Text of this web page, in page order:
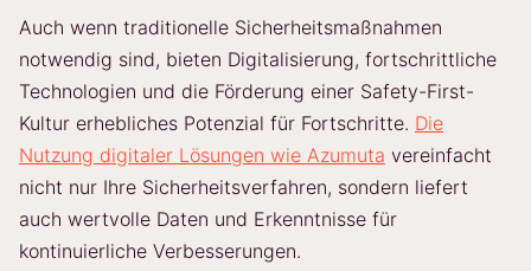
Auch wenn traditionelle Sicherheitsmaßnahmen
notwendig sind, bieten Digitalisierung, fortschrittliche
Technologien und die Förderung einer Safety-First-
Kultur erhebliches Potenzial für Fortschritte. Die
Nutzung digitaler Lösungen wie Azumuta vereinfacht
nicht nur Ihre Sicherheitsverfahren, sondern liefert
auch wertvolle Daten und Erkenntnisse für
kontinuierliche Verbesserungen.